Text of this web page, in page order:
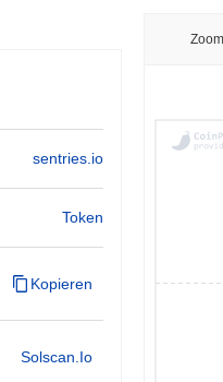
sentries.io
Token
Kopieren
Solscan.io